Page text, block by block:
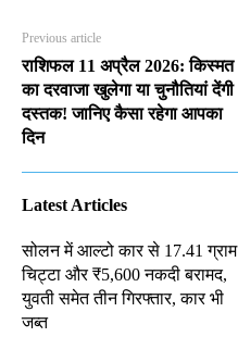
Previous article
राशिफल 11 अप्रैल 2026: किस्मत
का दरवाजा खुलेगा या चुनौतियां देंगी
दस्तक! जानिए कैसा रहेगा आपका
दिन
Latest Articles
सोलन में आल्टो कार से 17.41 ग्राम
चिट्टा और ₹5,600 नकदी बरामद,
युवती समेत तीन गिरफ्तार, कार भी
जब्त